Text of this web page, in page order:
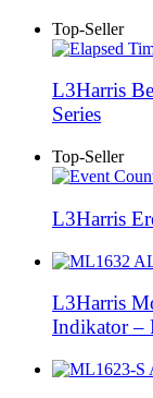
Top-Seller
L3Harris
Series
Top-Seller
L3Harris
L3Harris
Indikator –